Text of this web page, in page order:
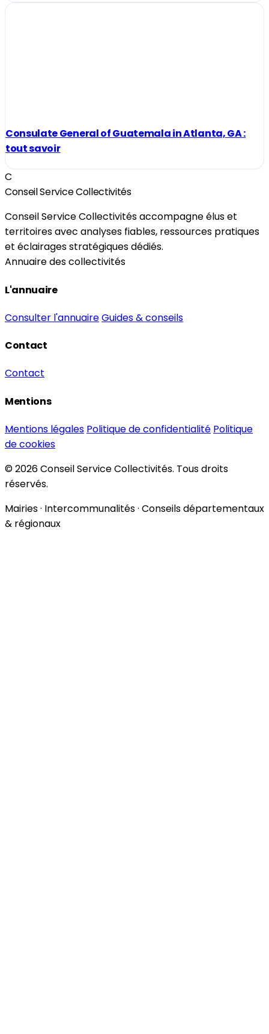
Consulate General of Guatemala in Atlanta, GA :
tout savoir
C
Conseil Service Collectivités
Conseil Service Collectivités accompagne élus et
territoires avec analyses fiables, ressources pratiques
et éclairages stratégiques dédiés.
Annuaire des collectivités
L'annuaire
Consulter l'annuaireGuides & conseils
Contact
Contact
Mentions
Mentions légales Politique de confidentialité Politique
de cookies
© 2026 Conseil Service Collectivités. Tous droits
réservés.
Mairies · Intercommunalités · Conseils départementaux
& régionaux